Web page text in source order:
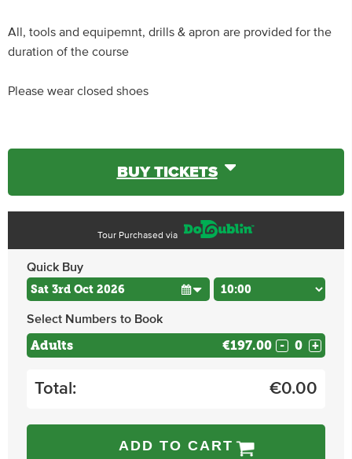
All, tools and equipemnt, drills & apron are provided for the
duration of the course
Please wear closed shoes
BUY TICKETS
Tour Purchased via
Quick Buy
Select Numbers to Book
Adults €197.00 - +
Total: €0.00
ADD TO CART